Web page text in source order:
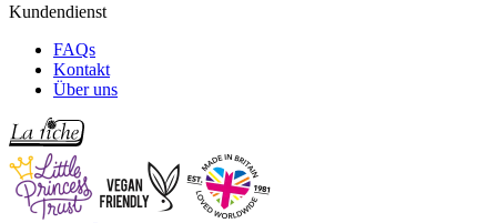
Kundendienst
FAQs
Kontakt
Über uns